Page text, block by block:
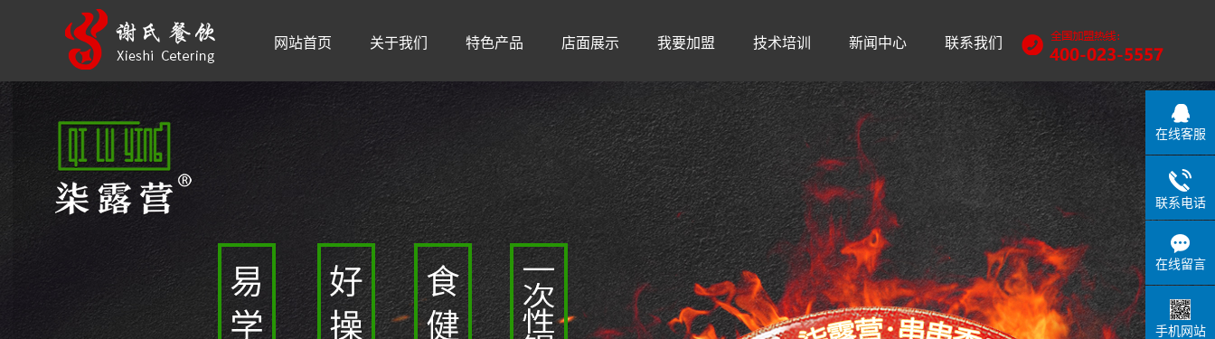
网站首页 关于我们
品牌荣誉
公司简介
品牌文化
特色产品
特色大串
人气甜品
现做小吃
特色锅底
店面展示
火爆场面
加盟店展示
店铺风格
我要加盟
加盟优势
加盟费及投资费用分析
加盟流程
技术培训 新闻中心
公司动态
行业动态
常见问题
联系我们
在线客服
联系电话
在线留言
手机网站